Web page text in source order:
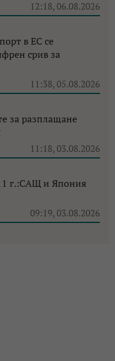
12:18, 06.08.2026
в ЕС се
срив за
11:38, 05.08.2026
за разплащане
11:18, 03.08.2026
г.:САЩ и Япония
09:19, 03.08.2026